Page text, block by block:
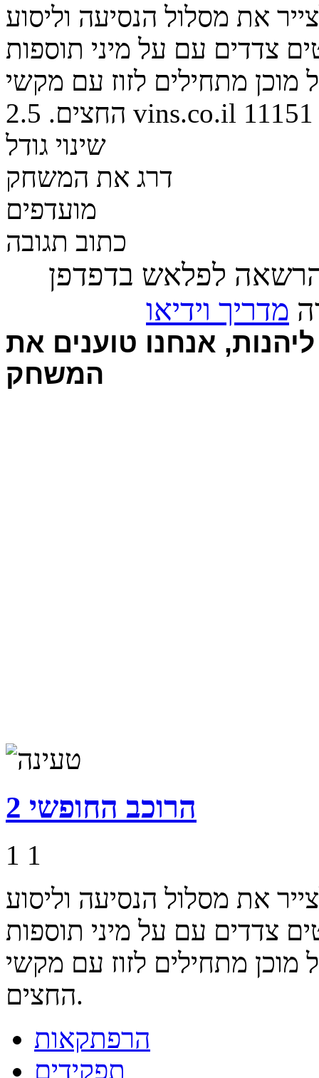
את מסלול הנסיעה וליסוע
צדדים עם על מיני תוספות
מוכן מתחילים לזוז עם מקשי
החצים. 2.5 vins.co.il 11151
שינוי גודל
דרג את המשחק
מועדפים
כתוב תגובה
לפלאש בדפדפן
מדריך וידיאו
אנחנו טוענים את
המשחק
הרוכב החופשי 2
1 1
את מסלול הנסיעה וליסוע
צדדים עם על מיני תוספות
מוכן מתחילים לזוז עם מקשי
החצים.
הרפתקאות
תפקידים